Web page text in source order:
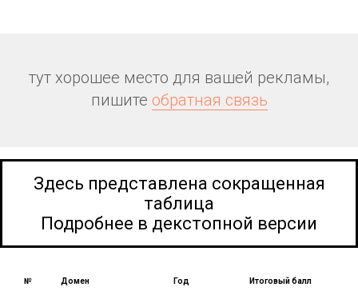
тут хорошее место для вашей рекламы,
пишите обратная связь
Здесь представлена сокращенная
таблица
Подробнее в декстопной версии
№ Домен Год Итоговый балл